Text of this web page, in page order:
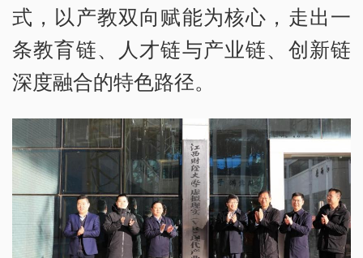
式，以产教双向赋能为核心，走出一
条教育链、人才链与产业链、创新链
深度融合的特色路径。